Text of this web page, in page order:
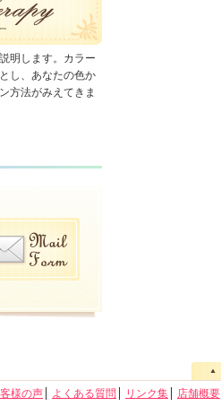
明します。カラー
し、あなたの色か
方法がみえてきま
様の声 よくある質問 リンク集 店舗概要